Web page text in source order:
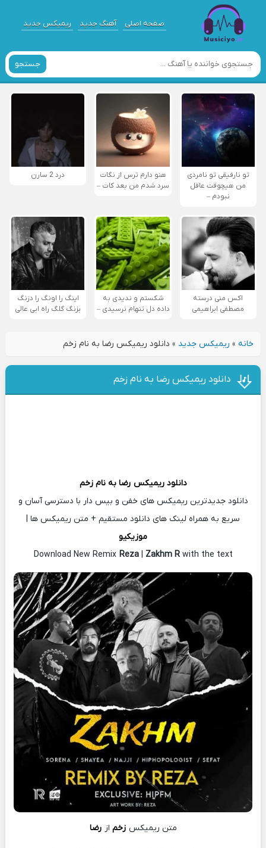
صفحه اصلی آهنگ جدید ریمیکس جدید
جستجو
تو نارفیقی تو نامردی
من هیچوقت عاقل
نبودم –
هنو دارم ترس از نگات
سرد شدم من بعد کات –
درد 2 سارن
اکس منی درسته
مصطفی ابراهیمی
شکستم و ندیدی به
داده دل تنهام نرسیدی –
اینگ را اونگ را دزنگ
بزنگ گلگ راه ابی عالی
خانه» ریمیکس جدید » دانلود ریمیکس رضا به نام زخم
دانلود ریمیکس رضا به نام زخم
دانلود ریمیکس رضا به نام زخم
دانلود جدیدترین ریمیکس های خفن و بیس دار با دسترسی آسان و
سریع به همراه لینک های دانلود مستقیم + متن ریمیکس ها |
موزیکیو
Download New Remix Reza| Zakhm R with the text
متن ریمیکس زخم از رضا